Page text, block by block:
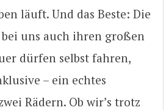
läuft. Und das Beste: Die
uns auch ihren großen
dürfen selbst fahren,
– ein echtes
Rädern. Ob wir’s trotz